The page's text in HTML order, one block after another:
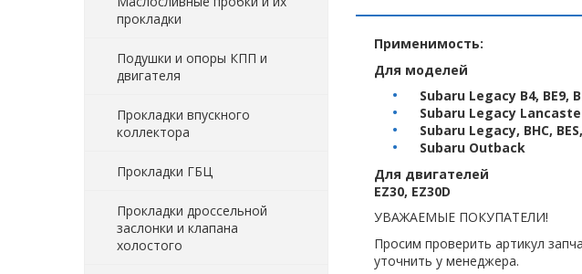
прокладки
Подушки и опоры КПП и
двигателя
Прокладки впускного
коллектора
Прокладки ГБЦ
Прокладки дроссельной
заслонки и клапана
холостого
Применимость:
Для моделей
Subaru Legacy B4, BE9,
Subaru Legacy
Subaru Legacy, BHC,
Subaru Outback
Для двигателей
EZ30, EZ30D
УВАЖАЕМЫЕ ПОКУПАТЕЛИ!
Просим проверить артикул
уточнить у менеджера.